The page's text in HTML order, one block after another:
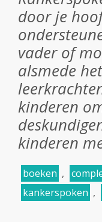
door je
vader of
alsmede
kinderen
kinderen
boeken ,
kankerspoken ,